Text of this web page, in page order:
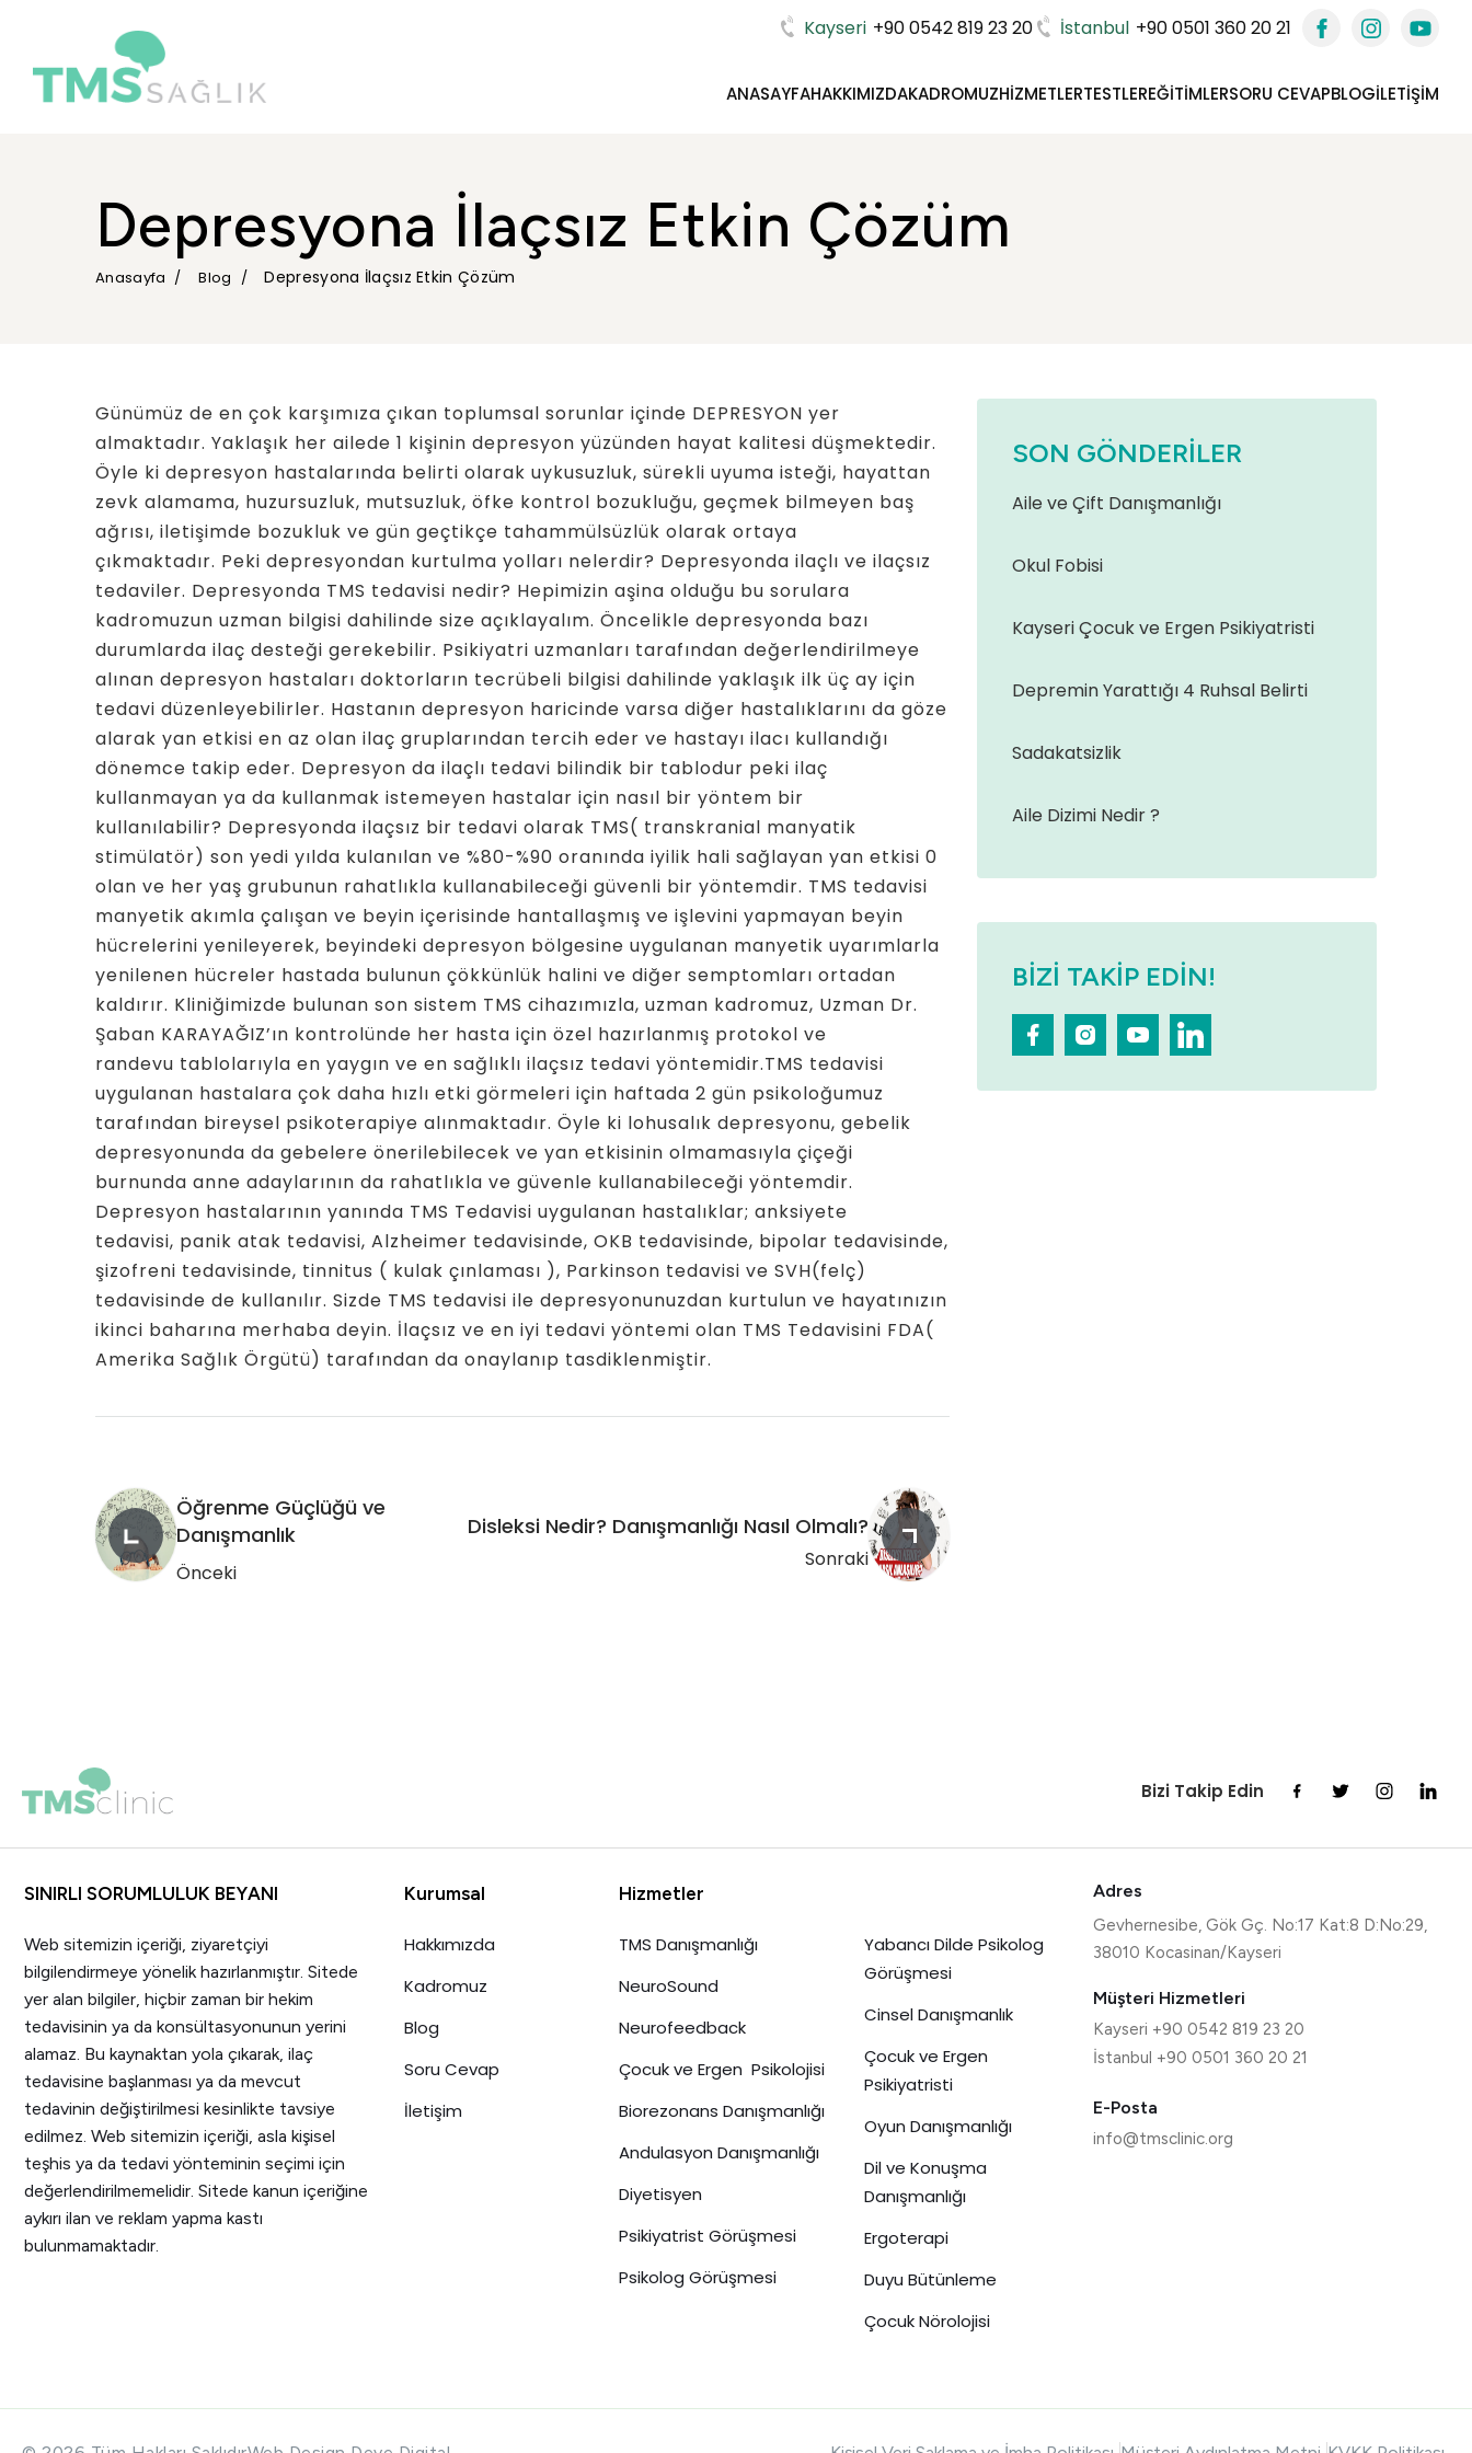
Kayseri +90 0542 819 23 20 İstanbul +90 0501 360 20 21
ANASAYFAHAKKIMIZDAKADROMUZHIZMETLERTESTLEREĞITIMLERSORU CEVAPBLOGİLETIŞIM
Depresyona İlaçsız Etkin Çözüm
Anasayfa Blog Depresyona İlaçsız Etkin Çözüm
Günümüz de en çok karşımıza çıkan toplumsal sorunlar içinde DEPRESYON yer
almaktadır. Yaklaşık her ailede 1 kişinin depresyon yüzünden hayat kalitesi düşmektedir.
Öyle ki depresyon hastalarında belirti olarak uykusuzluk, sürekli uyuma isteği, hayattan
zevk alamama, huzursuzluk, mutsuzluk, öfke kontrol bozukluğu, geçmek bilmeyen baş
ağrısı, iletişimde bozukluk ve gün geçtikçe tahammülsüzlük olarak ortaya
çıkmaktadır. Peki depresyondan kurtulma yolları nelerdir? Depresyonda ilaçlı ve ilaçsız
tedaviler. Depresyonda TMS tedavisi nedir? Hepimizin aşina olduğu bu sorulara
kadromuzun uzman bilgisi dahilinde size açıklayalım. Öncelikle depresyonda bazı
durumlarda ilaç desteği gerekebilir. Psikiyatri uzmanları tarafından değerlendirilmeye
alınan depresyon hastaları doktorların tecrübeli bilgisi dahilinde yaklaşık ilk üç ay için
tedavi düzenleyebilirler. Hastanın depresyon haricinde varsa diğer hastalıklarını da göze
alarak yan etkisi en az olan ilaç gruplarından tercih eder ve hastayı ilacı kullandığı
dönemce takip eder. Depresyon da ilaçlı tedavi bilindik bir tablodur peki ilaç
kullanmayan ya da kullanmak istemeyen hastalar için nasıl bir yöntem bir
kullanılabilir? Depresyonda ilaçsız bir tedavi olarak TMS( transkranial manyatik
stimülatör) son yedi yılda kulanılan ve %80-%90 oranında iyilik hali sağlayan yan etkisi 0
olan ve her yaş grubunun rahatlıkla kullanabileceği güvenli bir yöntemdir. TMS tedavisi
manyetik akımla çalışan ve beyin içerisinde hantallaşmış ve işlevini yapmayan beyin
hücrelerini yenileyerek, beyindeki depresyon bölgesine uygulanan manyetik uyarımlarla
yenilenen hücreler hastada bulunun çökkünlük halini ve diğer semptomları ortadan
kaldırır. Kliniğimizde bulunan son sistem TMS cihazımızla, uzman kadromuz, Uzman Dr.
Şaban KARAYAĞIZ’ın kontrolünde her hasta için özel hazırlanmış protokol ve
randevu tablolarıyla en yaygın ve en sağlıklı ilaçsız tedavi yöntemidir.TMS tedavisi
uygulanan hastalara çok daha hızlı etki görmeleri için haftada 2 gün psikoloğumuz
tarafından bireysel psikoterapiye alınmaktadır. Öyle ki lohusalık depresyonu, gebelik
depresyonunda da gebelere önerilebilecek ve yan etkisinin olmamasıyla çiçeği
burnunda anne adaylarının da rahatlıkla ve güvenle kullanabileceği yöntemdir.
Depresyon hastalarının yanında TMS Tedavisi uygulanan hastalıklar; anksiyete
tedavisi, panik atak tedavisi, Alzheimer tedavisinde, OKB tedavisinde, bipolar tedavisinde,
şizofreni tedavisinde, tinnitus ( kulak çınlaması ), Parkinson tedavisi ve SVH(felç)
tedavisinde de kullanılır. Sizde TMS tedavisi ile depresyonunuzdan kurtulun ve hayatınızın
ikinci baharına merhaba deyin. İlaçsız ve en iyi tedavi yöntemi olan TMS Tedavisini FDA(
Amerika Sağlık Örgütü) tarafından da onaylanıp tasdiklenmiştir.
Öğrenme Güçlüğü ve
Danışmanlık
Önceki
Disleksi Nedir? Danışmanlığı Nasıl Olmalı?
Sonraki
SON GÖNDERILER
Aile ve Çift Danışmanlığı
Okul Fobisi
Kayseri Çocuk ve Ergen Psikiyatristi
Depremin Yarattığı 4 Ruhsal Belirti
Sadakatsizlik
Aile Dizimi Nedir ?
BIZI TAKIP EDIN!
Bizi Takip Edin
SINIRLI SORUMLULUK BEYANI
Web sitemizin içeriği, ziyaretçiyi
bilgilendirmeye yönelik hazırlanmıştır. Sitede
yer alan bilgiler, hiçbir zaman bir hekim
tedavisinin ya da konsültasyonunun yerini
alamaz. Bu kaynaktan yola çıkarak, ilaç
tedavisine başlanması ya da mevcut
tedavinin değiştirilmesi kesinlikte tavsiye
edilmez. Web sitemizin içeriği, asla kişisel
teşhis ya da tedavi yönteminin seçimi için
değerlendirilmemelidir. Sitede kanun içeriğine
aykırı ilan ve reklam yapma kastı
bulunmamaktadır.
Kurumsal
Hakkımızda
Kadromuz
Blog
Soru Cevap
İletişim
Hizmetler
TMS Danışmanlığı
NeuroSound
Neurofeedback
Çocuk ve Ergen Psikolojisi
Biorezonans Danışmanlığı
Andulasyon Danışmanlığı
Diyetisyen
Psikiyatrist Görüşmesi
Psikolog Görüşmesi
Yabancı Dilde Psikolog
Görüşmesi
Cinsel Danışmanlık
Çocuk ve Ergen
Psikiyatristi
Oyun Danışmanlığı
Dil ve Konuşma
Danışmanlığı
Ergoterapi
Duyu Bütünleme
Çocuk Nörolojisi
Adres
Gevhernesibe, Gök Gç. No:17 Kat:8 D:No:29,
38010 Kocasinan/Kayseri
Müşteri Hizmetleri
Kayseri +90 0542 819 23 20
İstanbul +90 0501 360 20 21
E-Posta
info@tmsclinic.org